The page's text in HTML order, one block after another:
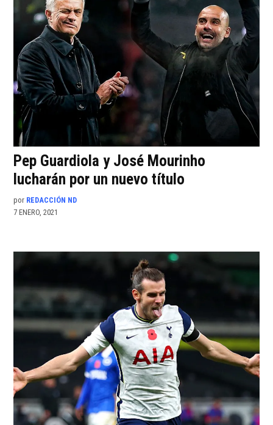
Pep Guardiola y José Mourinho
lucharán por un nuevo título
por REDACCIÓN ND
7 ENERO, 2021